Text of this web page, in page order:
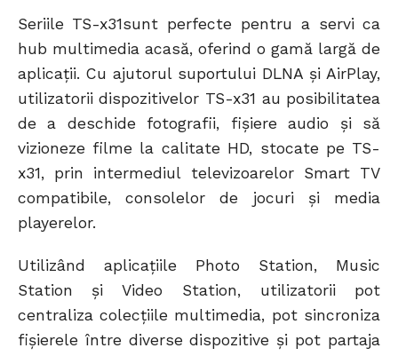
Seriile TS-x31sunt perfecte pentru a servi ca
hub multimedia acasă, oferind o gamă largă de
aplicații. Cu ajutorul suportului DLNA și AirPlay,
utilizatorii dispozitivelor TS-x31 au posibilitatea
de a deschide fotografii, fișiere audio și să
vizioneze filme la calitate HD, stocate pe TS-
x31, prin intermediul televizoarelor Smart TV
compatibile, consolelor de jocuri și media
playerelor.
Utilizând aplicațiile Photo Station, Music
Station și Video Station, utilizatorii pot
centraliza colecțiile multimedia, pot sincroniza
fișierele între diverse dispozitive și pot partaja